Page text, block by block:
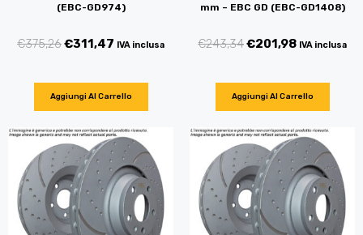
(EBC-GD974)
€375,26€311,47 IVA inclusa
Aggiungi Al Carrello
mm – EBC GD (EBC-GD1408)
€243,34€201,98 IVA inclusa
Aggiungi Al Carrello